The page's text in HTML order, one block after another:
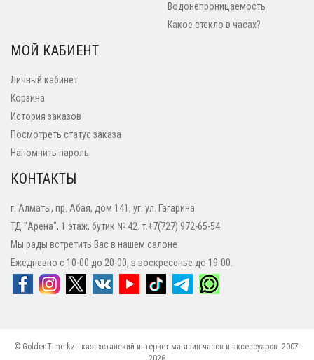
Водонепроницаемость
Какое стекло в часах?
МОЙ КАБИЕНТ
Личный кабинет
Корзина
История заказов
Посмотреть статус заказа
Напомнить пароль
КОНТАКТЫ
г. Алматы, пр. Абая, дом 141, уг. ул. Гагарина
ТД "Арена", 1 этаж, бутик № 42. т.+7(727) 972-65-54
Мы рады встретить Вас в нашем салоне
Ежедневно с 10-00 до 20-00, в воскресенье до 19-00.
© GoldenTime.kz - казахстанский интернет магазин часов и аксессуаров. 2007-